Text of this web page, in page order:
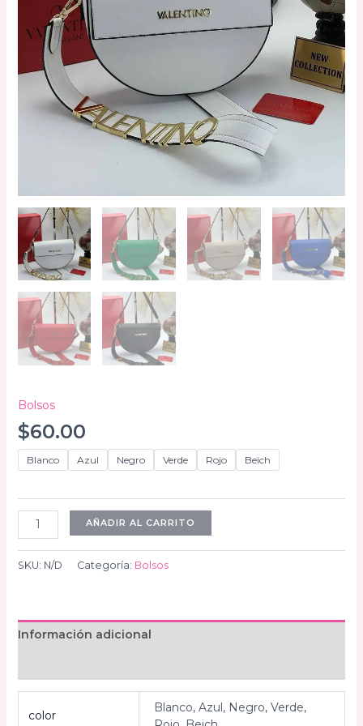
Bolsos
$60.00
Blanco Azul Negro Verde Rojo Beich
Cartera
Valentino
cantidad
AÑADIR AL CARRITO
SKU: N/D Categoría: Bolsos
Información adicional
color
Blanco, Azul, Negro, Verde,